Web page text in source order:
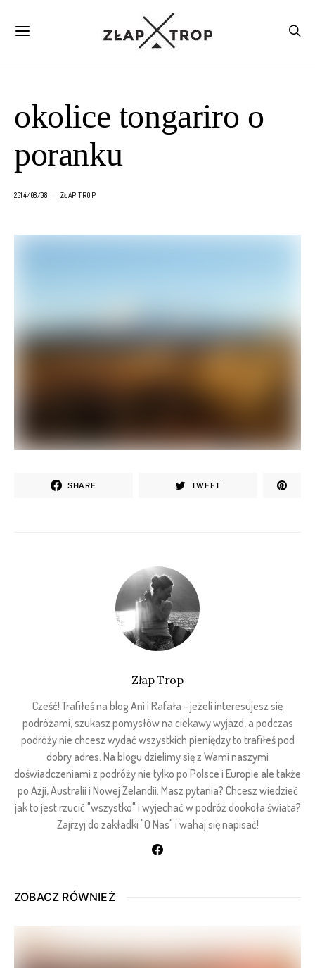
okolice tongariro o
poranku
2014/08/08 ZŁAP TROP
SHARE TWEET
Złap Trop
Cześć! Trafiłeś na blog Ani i Rafała - jeżeli interesujesz się
podróżami, szukasz pomysłów na ciekawy wyjazd, a podczas
podróży nie chcesz wydać wszystkich pieniędzy to trafiłeś pod
dobry adres. Na blogu dzielimy się z Wami naszymi
doświadczeniami z podróży nie tylko po Polsce i Europie ale także
po Azji, Australii i Nowej Zelandii. Masz pytania? Chcesz wiedzieć
jak to jest rzucić "wszystko" i wyjechać w podróż dookoła świata?
Zajrzyj do zakładki "O Nas" i wahaj się napisać!
ZOBACZ RÓWNIEŻ